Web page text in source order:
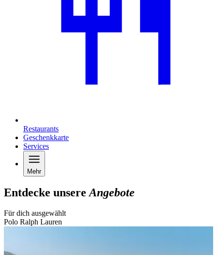
Restaurants
Geschenkkarte
Services
Mehr
Entdecke unsereAngebote
Für dich ausgewählt
Polo Ralph Lauren